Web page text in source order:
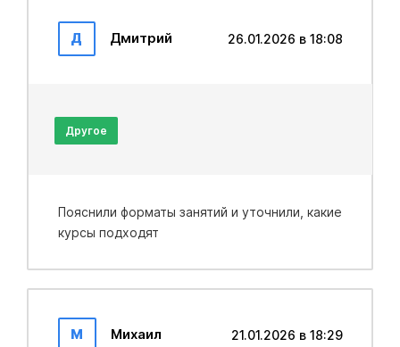
Д Дмитрий 26.01.2026 в 18:08
Другое
Пояснили форматы занятий и уточнили, какие
курсы подходят
М Михаил 21.01.2026 в 18:29